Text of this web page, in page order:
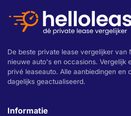
De beste private lease vergelijker van
nieuwe auto's en occasions. Vergelijk
privé leaseauto. Alle aanbiedingen en
dagelijks geactualiseerd.
Informatie